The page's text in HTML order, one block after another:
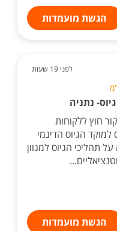
הגשת מועמדות
לפני 19 שעות
נתניה
חוץ ללקוחות
הגיוס הדינמי
תהליכי הגיוס למגוון
הגשת מועמדות